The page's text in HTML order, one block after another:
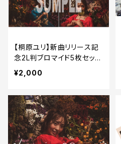
【桐原ユリ】新曲リリース記
念2L判ブロマイド5枚セット
【数量限定】
¥2,000